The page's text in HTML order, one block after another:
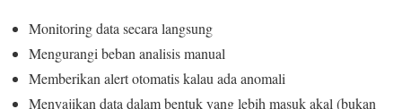
Monitoring data secara langsung
Mengurangi beban analisis manual
Memberikan alert otomatis kalau ada anomali
Menyajikan data dalam bentuk yang lebih masuk akal (bukan